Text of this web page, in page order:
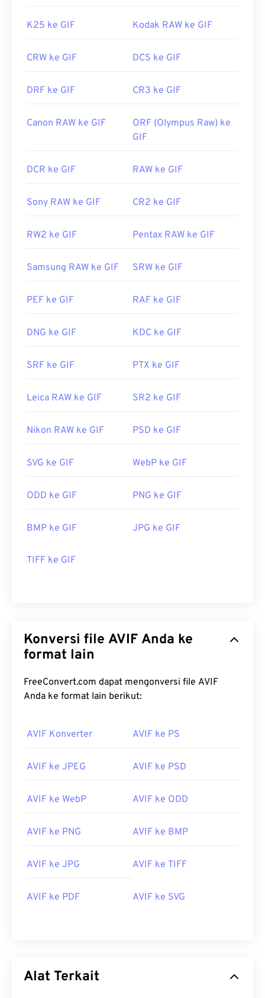
K25 ke GIF Kodak RAW ke GIF
CRW ke GIF DCS ke GIF
DRF ke GIF CR3 ke GIF
Canon RAW ke GIF
ORF (Olympus Raw) ke
GIF
DCR ke GIF RAW ke GIF
Sony RAW ke GIF CR2 ke GIF
RW2 ke GIF Pentax RAW ke GIF
Samsung RAW ke GIF SRW ke GIF
PEF ke GIF RAF ke GIF
DNG ke GIF KDC ke GIF
SRF ke GIF PTX ke GIF
Leica RAW ke GIF SR2 ke GIF
Nikon RAW ke GIF PSD ke GIF
SVG ke GIF WebP ke GIF
ODD ke GIF PNG ke GIF
BMP ke GIF JPG ke GIF
TIFF ke GIF
Konversi file AVIF Anda ke
format lain
FreeConvert.com dapat mengonversi file AVIF
Anda ke format lain berikut:
AVIF Konverter AVIF ke PS
AVIF ke JPEG AVIF ke PSD
AVIF ke WebP AVIF ke ODD
AVIF ke PNG AVIF ke BMP
AVIF ke JPG AVIF ke TIFF
AVIF ke PDF AVIF ke SVG
Alat Terkait